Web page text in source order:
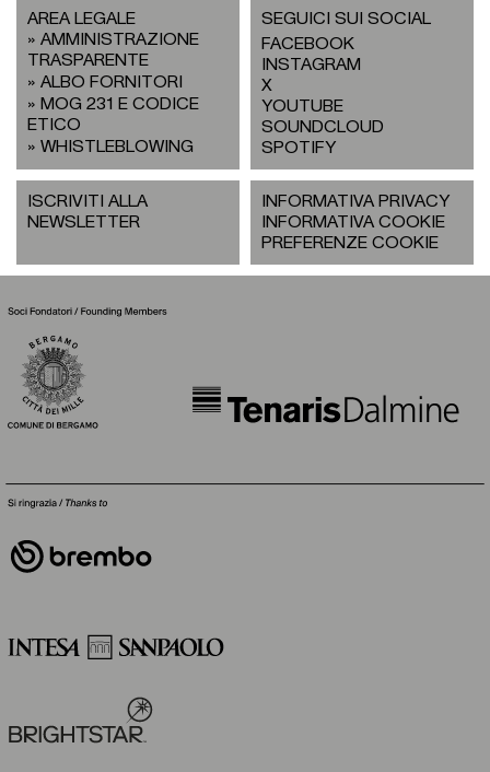
AREA LEGALE
AMMINISTRAZIONE
TRASPARENTE
ALBO FORNITORI
MOG 231 E CODICE
ETICO
WHISTLEBLOWING
SEGUICI SUI SOCIAL
FACEBOOK
INSTAGRAM
X
YOUTUBE
SOUNDCLOUD
SPOTIFY
ISCRIVITI ALLA
NEWSLETTER
INFORMATIVA PRIVACY
INFORMATIVA COOKIE
PREFERENZE COOKIE